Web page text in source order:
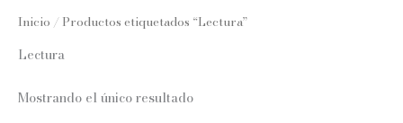
Inicio / Productos etiquetados “Lectura”
Lectura
Mostrando el único resultado